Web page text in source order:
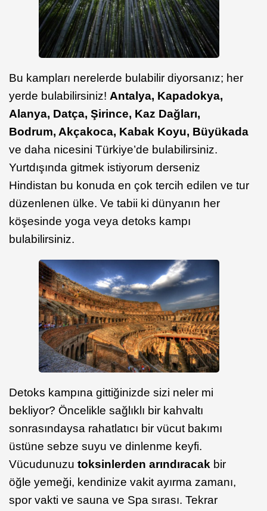
Bu kampları nerelerde bulabilir diyorsanız; her
yerde bulabilirsiniz! Antalya, Kapadokya,
Alanya, Datça, Şirince, Kaz Dağları,
Bodrum, Akçakoca, Kabak Koyu, Büyükada
ve daha nicesini Türkiye’de bulabilirsiniz.
Yurtdışında gitmek istiyorum derseniz
Hindistan bu konuda en çok tercih edilen ve tur
düzenlenen ülke. Ve tabii ki dünyanın her
köşesinde yoga veya detoks kampı
bulabilirsiniz.
Detoks kampına gittiğinizde sizi neler mi
bekliyor? Öncelikle sağlıklı bir kahvaltı
sonrasındaysa rahatlatıcı bir vücut bakımı
üstüne sebze suyu ve dinlenme keyfi.
Vücudunuzu toksinlerden arındıracak bir
öğle yemeği, kendinize vakit ayırma zamanı,
spor vakti ve sauna ve Spa sırası. Tekrar